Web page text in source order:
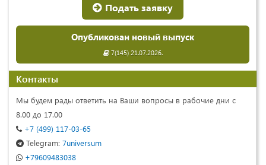
Подать заявку
Опубликован новый выпуск
7(145) 21.07.2026.
Контакты
Мы будем рады ответить на Ваши вопросы в рабочие дни с
8.00 до 17.00
+7 (499) 117-03-65
Telegram: 7universum
+79609483038